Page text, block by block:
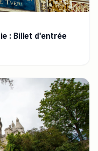
: Billet d'entrée